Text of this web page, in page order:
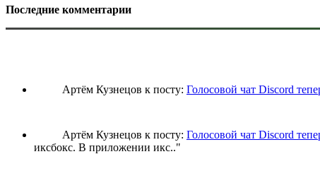
Последние комментарии
Артём Кузнецов к посту: Голосовой чат Discord
Артём Кузнецов к посту: Голосовой чат Discord
иксбокс. В приложении икс.."